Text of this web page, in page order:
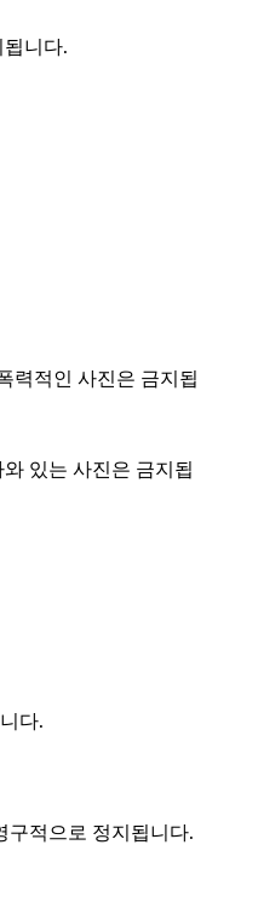
니다.
력적인 사진은 금지됩
있는 사진은 금지됩
다.
구적으로 정지됩니다.